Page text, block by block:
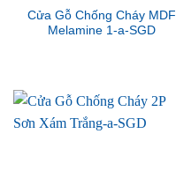
Cửa Gỗ Chống Cháy MDF
Melamine 1-a-SGD